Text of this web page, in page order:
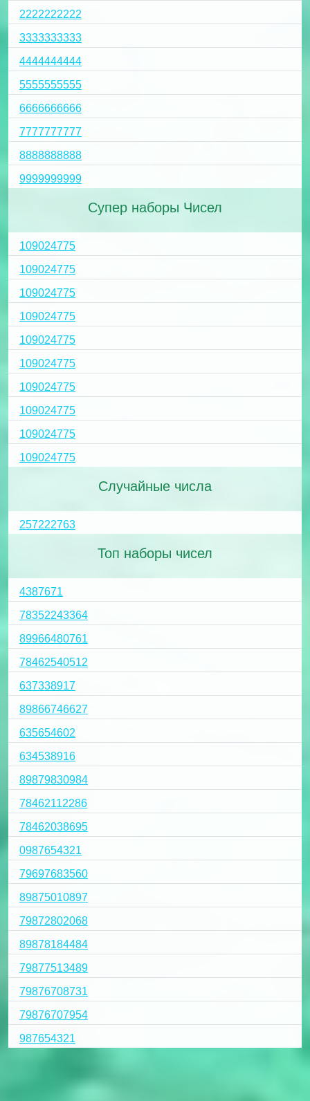
2222222222
3333333333
4444444444
5555555555
6666666666
7777777777
8888888888
9999999999
Супер наборы Чисел
109024775
109024775
109024775
109024775
109024775
109024775
109024775
109024775
109024775
109024775
Случайные числа
257222763
Топ наборы чисел
4387671
78352243364
89966480761
78462540512
637338917
89866746627
635654602
634538916
89879830984
78462112286
78462038695
0987654321
79697683560
89875010897
79872802068
89878184484
79877513489
79876708731
79876707954
987654321